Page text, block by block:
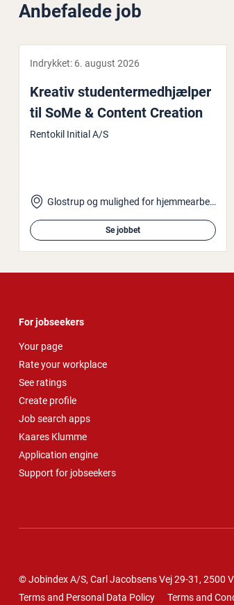
Anbefalede job
Indrykket: 6. august 2026
Kreativ stu­den­ter­med­hjæl­per
til SoMe & Content Creation
Rentokil Initial A/S
Glostrup og mulighed for hjemmearbejde
Se jobbet
For jobseekers
Your page
Rate your workplace
See ratings
Create profile
Job search apps
Kaares Klumme
Application engine
Support for jobseekers
© Jobindex A/S, Carl Jacobsens Vej 29-31, 2500
Terms and Personal Data Policy
Terms and